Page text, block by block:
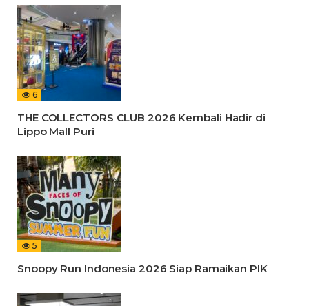
6
THE COLLECTORS CLUB 2026 Kembali Hadir di
Lippo Mall Puri
5
Snoopy Run Indonesia 2026 Siap Ramaikan PIK